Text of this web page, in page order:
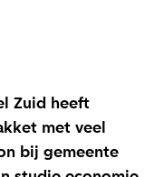
Zuid heeft
met veel
bij gemeente